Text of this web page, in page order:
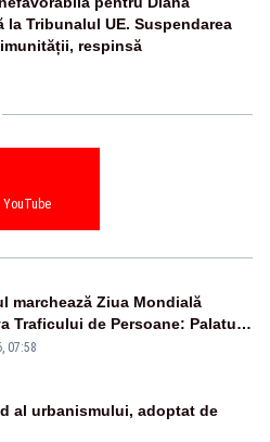
la Tribunalul UE. Suspendarea
respinsă
YouTube
marchează Ziua Mondială
Traficului de Persoane: Palatul
iluminat în albastru
07:58
al urbanismului, adoptat de